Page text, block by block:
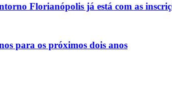
Florianópolis já está com as
para os próximos dois anos